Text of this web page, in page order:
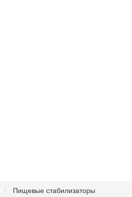
Пищевые стабилизаторы